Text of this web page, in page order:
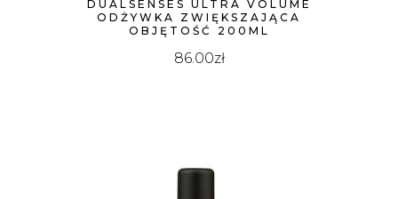
DUALSENSES ULTRA VOLUME
ODŻYWKA ZWIĘKSZAJĄCA
OBJĘTOŚĆ 200ML
86.00zł